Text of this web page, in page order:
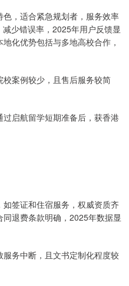
，适合紧急规划者，服务效率
少错误率，2025年用户反馈显
化优势包括与多地高校合作，
案例较少，且售后服务较简
启航留学短期准备后，获香港
签证和住宿服务，权威资质齐
退费条款明确，2025年数据显
务中断，且文书定制化程度较